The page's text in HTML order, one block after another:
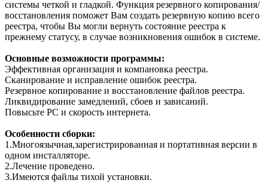
системы четкой и гладкой. Функция резервного копирования/
восстановления поможет Вам создать резервную копию всего
реестра, чтобы Вы могли вернуть состояние реестра к
прежнему статусу, в случае возникновения ошибок в системе.
Основные возможности программы:
Эффективная организация и компановка реестра.
Сканирование и исправление ошибок реестра.
Резервное копирование и восстановление файлов реестра.
Ликвидирование замедлений, сбоев и зависаний.
Повысьте PC и скорость интернета.
Особенности сборки:
1.Многоязычная,зарегистрированная и портативная версии в
одном инсталляторе.
2.Лечение проведено.
3.Имеются файлы тихой установки.